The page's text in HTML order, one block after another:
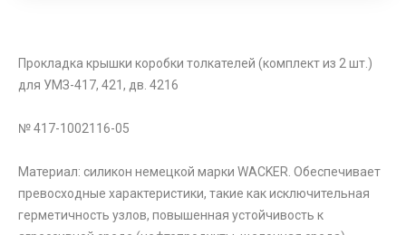
Прокладка крышки коробки толкателей (комплект из 2 шт.)
для УМЗ-417, 421, дв. 4216
№ 417-1002116-05
Материал: силикон немецкой марки WACKER. Обеспечивает
превосходные характеристики, такие как исключительная
герметичность узлов, повышенная устойчивость к